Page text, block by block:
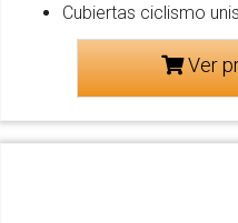
Cubiertas ciclismo
Ver